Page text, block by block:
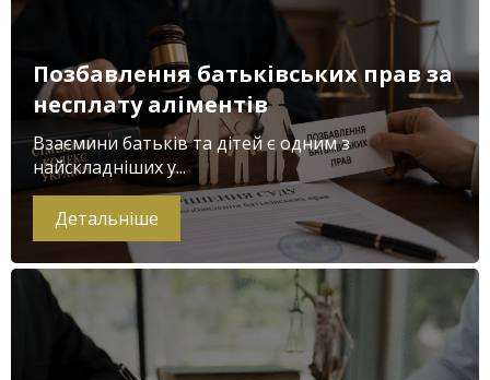
Позбавлення батьківських прав за
несплату аліментів
Взаємини батьків та дітей є одним з
найскладніших у...
Детальніше